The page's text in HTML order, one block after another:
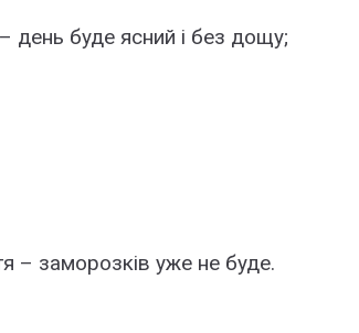
буде ясний і без дощу;
– заморозків уже не буде.